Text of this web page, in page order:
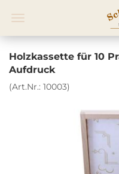
Holzkassette für 10
Aufdruck
(Art.Nr.: 10003)